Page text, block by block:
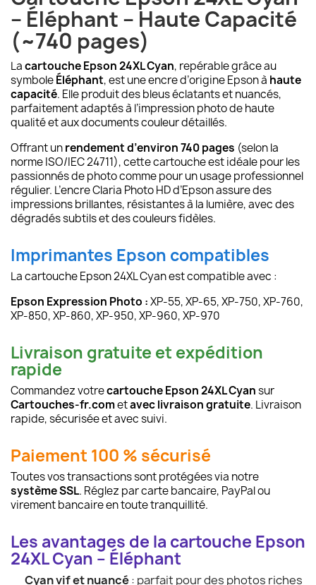
– Éléphant – Haute Capacité
(~740 pages)
Lacartouche Epson 24XL Cyan, repérable grâce au
symboleÉléphant, est une encre d’origine Epson à haute
capacité. Elle produit des bleus éclatants et nuancés,
parfaitement adaptés à l’impression photo de haute
qualité et aux documents couleur détaillés.
Offrant unrendement d’environ 740 pages (selon la
norme ISO/IEC 24711), cette cartouche est idéale pour les
passionnés de photo comme pour un usage professionnel
régulier. L’encre Claria Photo HD d’Epson assure des
impressions brillantes, résistantes à la lumière, avec des
dégradés subtils et des couleurs fidèles.
Imprimantes Epson compatibles
La cartouche Epson 24XL Cyan est compatible avec :
Epson Expression Photo :XP-55, XP-65, XP-750, XP-760,
XP-850, XP-860, XP-950, XP-960, XP-970
Livraison gratuite et expédition
rapide
Commandez votrecartouche Epson 24XL Cyansur
Cartouches-fr.cometavec livraison gratuite. Livraison
rapide, sécurisée et avec suivi.
Paiement 100 % sécurisé
Toutes vos transactions sont protégées via notre
système SSL. Réglez par carte bancaire, PayPal ou
virement bancaire en toute tranquillité.
Les avantages de la cartouche Epson
24XL Cyan – Éléphant
Cyan vif et nuancé: parfait pour des photos riches